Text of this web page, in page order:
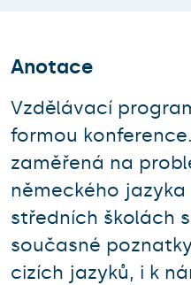
Anotace
Vzdělávací
formou
zaměřená na
německého
středních školách
současné
cizích jazyků, i k